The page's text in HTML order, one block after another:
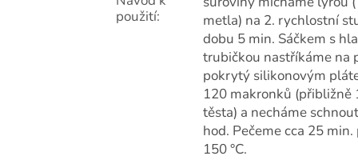
použití:
metla) na 2. rychlostní
dobu 5 min. Sáčkem s
trubičkou nastříkáme na
pokrytý silikonovým
120 makronků (přibližně
těsta) a necháme
hod. Pečeme cca 25
150 °C.